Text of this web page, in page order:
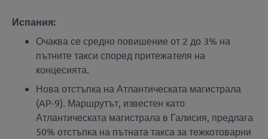
Испания:
Очаква се средно повишение от 2 до 3% на
пътните такси според притежателя на
концесията.
Нова отстъпка на Атлантическата магистрала
(AP-9). Маршрутът, известен като
Атлантическата магистрала в Галисия, предлага
50% отстъпка на пътната такса за тежкотоварни